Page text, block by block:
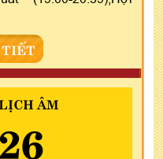
ÂM
26